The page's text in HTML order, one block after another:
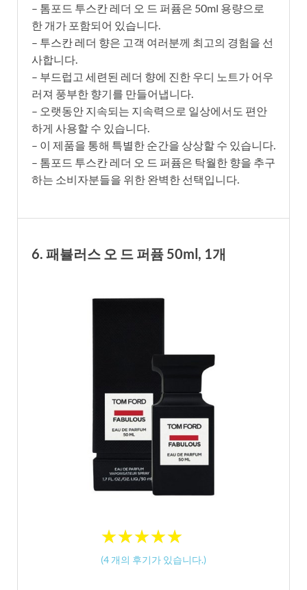
– 톰포드 투스칸 레더 오 드 퍼퓸은 50ml 용량으로
한 개가 포함되어 있습니다.
– 투스칸 레더 향은 고객 여러분께 최고의 경험을 선
사합니다.
– 부드럽고 세련된 레더 향에 진한 우디 노트가 어우
러져 풍부한 향기를 만들어냅니다.
– 오랫동안 지속되는 지속력으로 일상에서도 편안
하게 사용할 수 있습니다.
– 이 제품을 통해 특별한 순간을 상상할 수 있습니다.
– 톰포드 투스칸 레더 오 드 퍼퓸은 탁월한 향을 추구
하는 소비자분들을 위한 완벽한 선택입니다.
6. 패뷸러스 오 드 퍼퓸 50ml, 1개
★★★★★
★★★★★
(4 개의 후기가 있습니다.)